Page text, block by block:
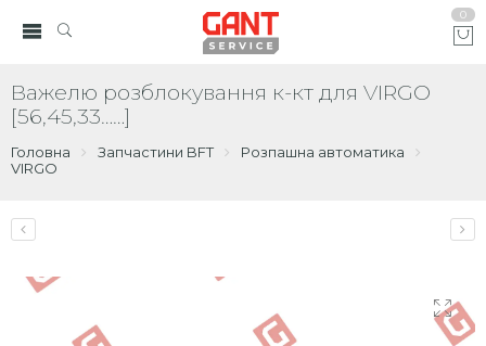
0
Важелю розблокування к-кт для VIRGO
[56,45,33……]
Головна Запчастини BFT
Розпашна автоматика
VIRGO